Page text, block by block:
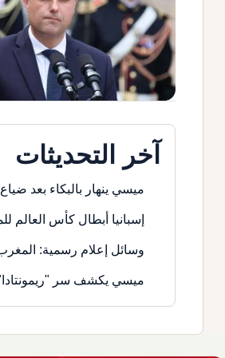
آخر التحديثات
ميسي ينهار بالبكاء بعد
إسبانيا أبطال كأس العالم
وسائل إعلام رسمية: المغرب
ميسي يكشف سر "ريمونتادا"